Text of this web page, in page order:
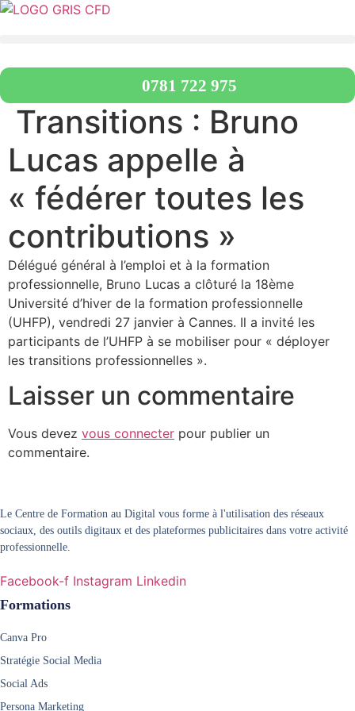
Aller
0781 722 975
Transitions : Bruno
Lucas appelle à
« fédérer toutes les
contributions »
Délégué général à l’emploi et à la formation
professionnelle, Bruno Lucas a clôturé la 18ème
Université d’hiver de la formation professionnelle
(UHFP), vendredi 27 janvier à Cannes. Il a invité les
participants de l’UHFP à se mobiliser pour « déployer
les transitions professionnelles ».
Laisser un commentaire
Vous devez vous connecter pour publier un
commentaire.
Le Centre de Formation au Digital vous forme à l'utilisation des réseaux
sociaux, des outils digitaux et des plateformes publicitaires dans votre activité
professionnelle.
Facebook-f Instagram Linkedin
Formations
Canva Pro
Stratégie Social Media
Social Ads
Persona Marketing